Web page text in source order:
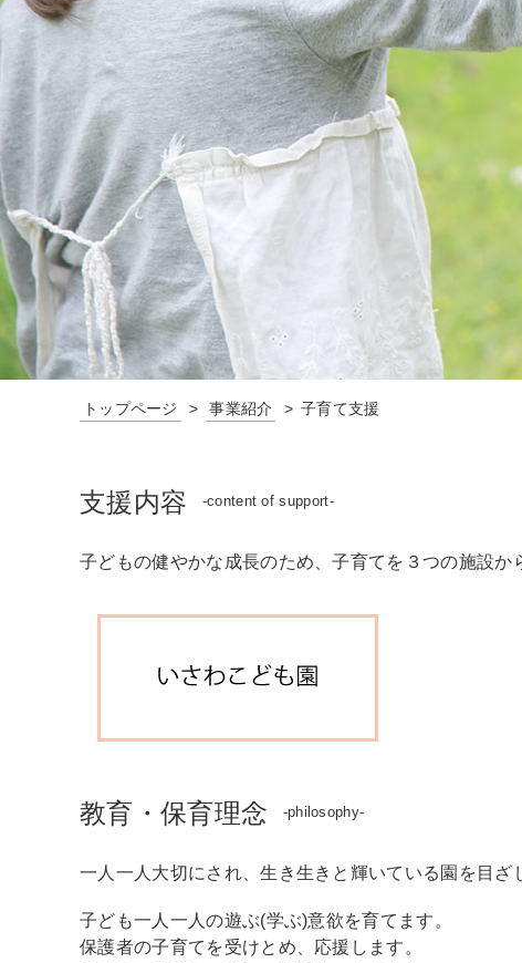
トップページ 事業紹介 子育て支援
支援内容 -content of support-
子どもの健やかな成長のため、子育てを３つの施設か
教育・保育理念 -philosophy-
一人一人大切にされ、生き生きと輝いている園を目ざ
子ども一人一人の遊ぶ(学ぶ)意欲を育てます。
保護者の子育てを受けとめ、応援します。